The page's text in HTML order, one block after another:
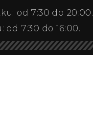
od 7:30 do 20:00.
7:30 do 16:00.